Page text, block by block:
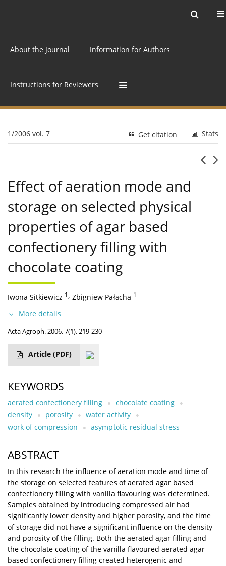
About the Journal Information for Authors
Instructions for Reviewers
1/2006 vol. 7 Stats
Get citation
Effect of aeration mode and
storage on selected physical
properties of agar based
confectionery filling with
chocolate coating
Iwona Sitkiewicz 1, Zbigniew Pałacha 1
More details
Acta Agroph. 2006, 7(1), 219-230
Article (PDF)
KEYWORDS
aerated confectionery filling
chocolate coating
density
porosity
water activity
work of compression
asymptotic residual stress
ABSTRACT
In this research the influence of aeration mode and time of
the storage on selected features of aerated agar based
confectionery filling with vanilla flavouring was determined.
Samples obtained by introducing compressed air had
significantly lower density and higher porosity, and the time
of storage did not have a significant influence on the density
and porosity of the filling. Both the aerated agar filling and
the chocolate coating of the vanilla flavoured aerated agar
based confectionery filling created heterogenic and